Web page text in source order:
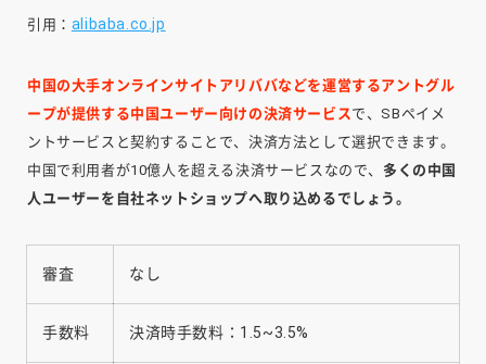
引用： alibaba.co.jp
中国の大手オンラインサイトアリババなどを運営するアントグル
ープが提供する中国ユーザー向けの決済サービス で、SBペイメ
ントサービスと契約することで、決済方法として選択できます。
中国で利用者が10億人を超える決済サービスなので、 多くの中国
人ユーザーを自社ネットショップへ取り込めるでしょう。
審査 なし
手数料 決済時手数料：1.5~3.5%